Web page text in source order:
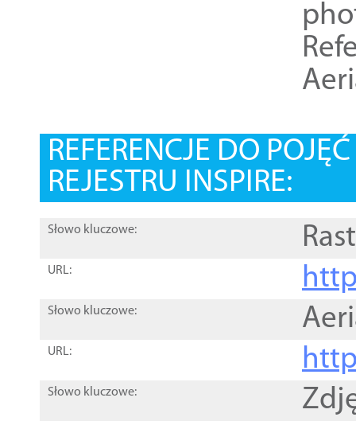
REFERENCJE DO
REJESTRU INSPIRE:
Słowo kluczowe:
URL:
Słowo kluczowe:
URL:
Słowo kluczowe: